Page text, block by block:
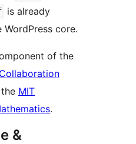
is already
core.
of the
MIT
.
&